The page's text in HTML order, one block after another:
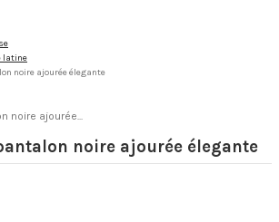
latine
noire ajourée élegante
noire ajourée élegante